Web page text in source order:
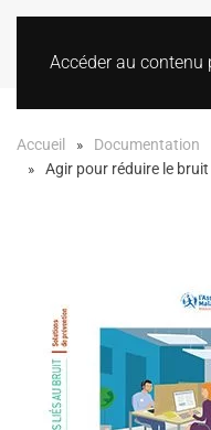
Accéder au contenu
Accueil Documentation
Agir pour réduire le